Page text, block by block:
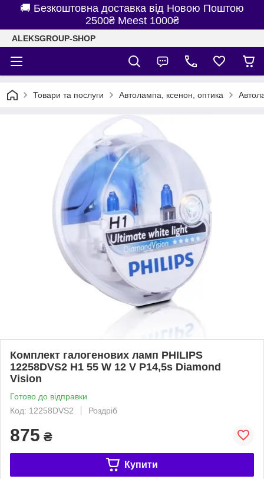
🚚 Безкоштовна доставка від Новою Поштою
2500₴ Meest 1000₴
ALEKSGROUP-SHOP
Товари та послуги Автолампа, ксенон, оптика
Комплект галогенових ламп PHILIPS
12258DVS2 H1 55 W 12 V P14,5s Diamond
Vision
Готово до відправки
Код: 12258DVS2
Роздріб
875 ₴
Купити